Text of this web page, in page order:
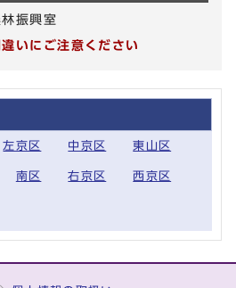
振興室
いにご注意ください
左京区 中京区 東山区
南区 右京区 西京区